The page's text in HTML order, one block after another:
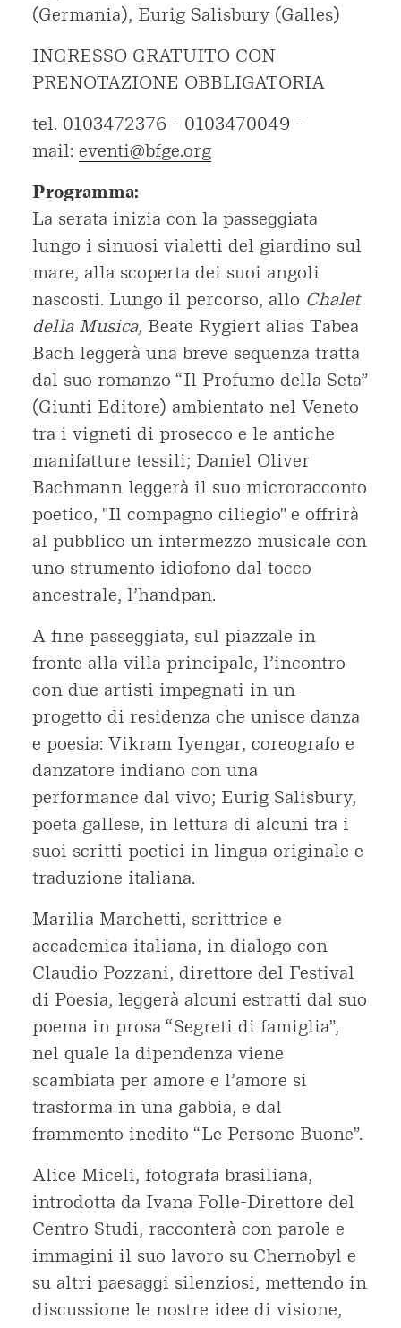
(Germania), Eurig Salisbury (Galles)
INGRESSO GRATUITO CON
PRENOTAZIONE OBBLIGATORIA
tel. 0103472376 - 0103470049 -
mail: eventi@bfge.org
Programma:
La serata inizia con la passeggiata
lungo i sinuosi vialetti del giardino sul
mare, alla scoperta dei suoi angoli
nascosti. Lungo il percorso, allo Chalet
della Musica, Beate Rygiert alias Tabea
Bach leggerà una breve sequenza tratta
dal suo romanzo “Il Profumo della Seta”
(Giunti Editore) ambientato nel Veneto
tra i vigneti di prosecco e le antiche
manifatture tessili; Daniel Oliver
Bachmann leggerà il suo microracconto
poetico, "Il compagno ciliegio" e offrirà
al pubblico un intermezzo musicale con
uno strumento idiofono dal tocco
ancestrale, l’handpan.
A fine passeggiata, sul piazzale in
fronte alla villa principale, l’incontro
con due artisti impegnati in un
progetto di residenza che unisce danza
e poesia: Vikram Iyengar, coreografo e
danzatore indiano con una
performance dal vivo; Eurig Salisbury,
poeta gallese, in lettura di alcuni tra i
suoi scritti poetici in lingua originale e
traduzione italiana.
Marilia Marchetti, scrittrice e
accademica italiana, in dialogo con
Claudio Pozzani, direttore del Festival
di Poesia, leggerà alcuni estratti dal suo
poema in prosa “Segreti di famiglia”,
nel quale la dipendenza viene
scambiata per amore e l’amore si
trasforma in una gabbia, e dal
frammento inedito “Le Persone Buone”.
Alice Miceli, fotografa brasiliana,
introdotta da Ivana Folle-Direttore del
Centro Studi, racconterà con parole e
immagini il suo lavoro su Chernobyl e
su altri paesaggi silenziosi, mettendo in
discussione le nostre idee di visione,